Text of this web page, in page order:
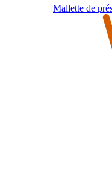
Mallette de